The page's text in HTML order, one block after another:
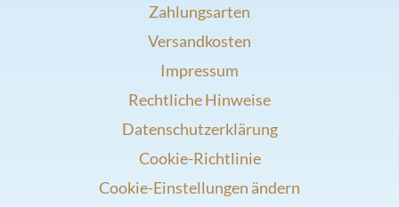
Zahlungsarten
Versandkosten
Impressum
Rechtliche Hinweise
Datenschutzerklärung
Cookie-Richtlinie
Cookie-Einstellungen ändern